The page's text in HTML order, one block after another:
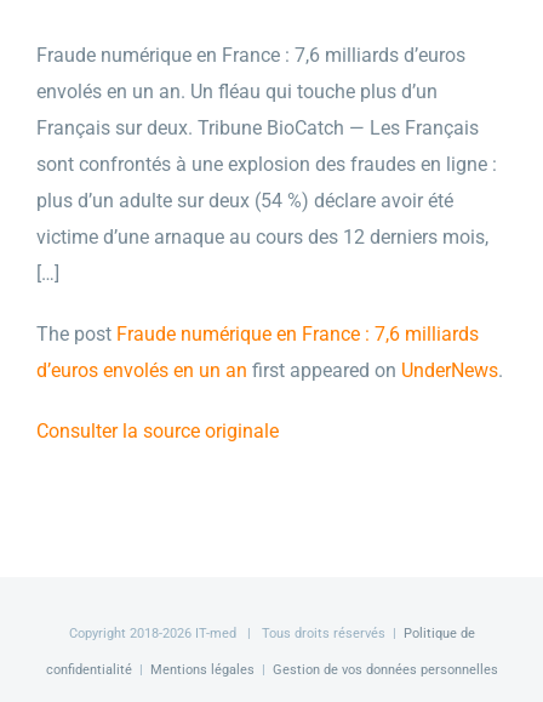
Fraude numérique en France : 7,6 milliards d’euros
envolés en un an. Un fléau qui touche plus d’un
Français sur deux. Tribune BioCatch — Les Français
sont confrontés à une explosion des fraudes en ligne :
plus d’un adulte sur deux (54 %) déclare avoir été
victime d’une arnaque au cours des 12 derniers mois,
[…]
The post Fraude numérique en France : 7,6 milliards
d’euros envolés en un an first appeared on UnderNews.
Consulter la source originale
Copyright 2018-2026 IT-med | Tous droits réservés | Politique de
confidentialité| Mentions légales | Gestion de vos données personnelles